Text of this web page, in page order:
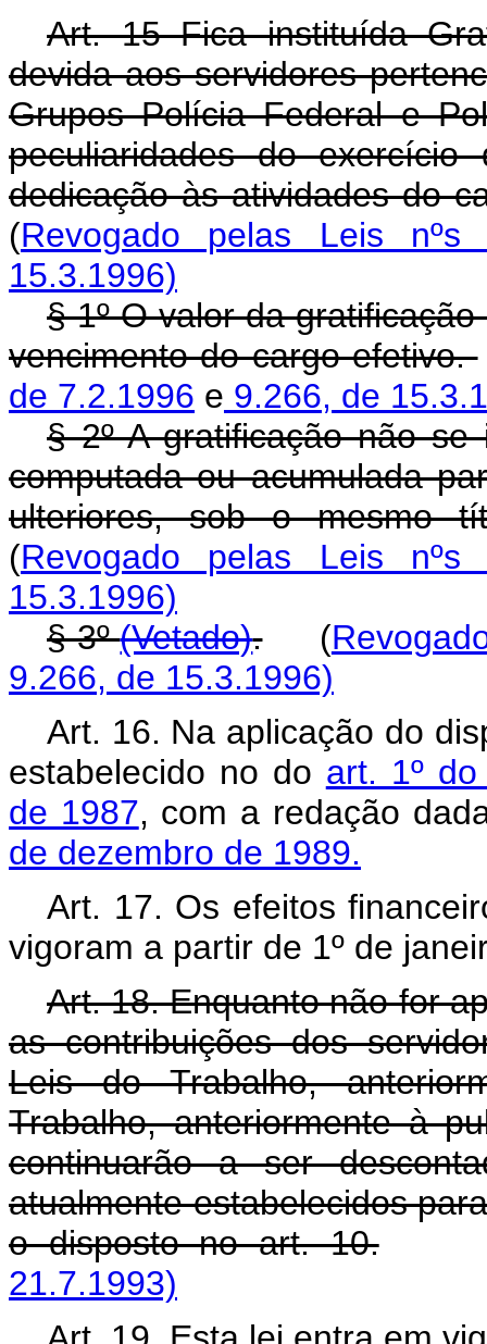
Art. 15 Fica instituída
devida aos servidores
Grupos Polícia Federal e
peculiaridades do
dedicação às atividades do
(Revogado pelas Leis
15.3.1996)
§ 1º O valor da
vencimento do cargo efetivo.
de 7.2.1996 e 9.266, de
§ 2º A gratificação não
computada ou acumulada
ulteriores, sob o mesmo
(Revogado pelas Leis
15.3.1996)
§ 3º(Vetado). (
9.266, de 15.3.1996)
Art. 16. Na aplicação do
estabelecido no do art. 1º
de 1987, com a redação
de dezembro de 1989.
Art. 17. Os efeitos
vigoram a partir de 1º de
Art. 18. Enquanto não for
as contribuições dos
Leis do Trabalho,
Trabalho, anteriormente à
continuarão a ser
atualmente estabelecidos
o disposto no art. 10.
21.7.1993)